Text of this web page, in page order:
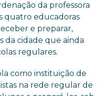
da professora
quatro educadoras
e preparar,
da cidade que ainda
regulares.
como instituição de
na rede regular de